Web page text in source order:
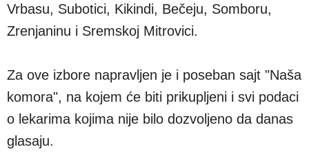
Vrbasu, Subotici, Kikindi, Bečeju, Somboru,
Zrenjaninu i Sremskoj Mitrovici.
Za ove izbore napravljen je i poseban sajt "Naša
komora", na kojem će biti prikupljeni i svi podaci
o lekarima kojima nije bilo dozvoljeno da danas
glasaju.